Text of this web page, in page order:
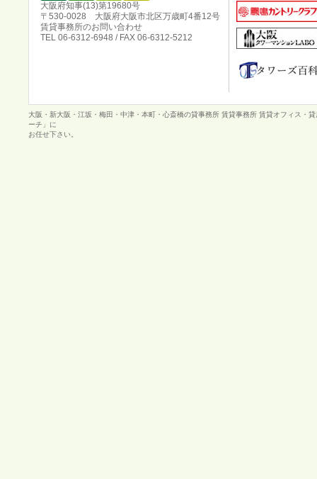
大阪府知事(13)第19680号
〒530-0028 大阪府大阪市北区万歳町4番12号
賃貸事務所のお問い合わせ
TEL 06-6312-6948 / FAX 06-6312-5212
大阪・新大阪・江坂・梅田・中津・本町・心斎橋の貸事務所 賃貸事務所 賃貸オフィス・
ーチ」に
お任せ下さい。